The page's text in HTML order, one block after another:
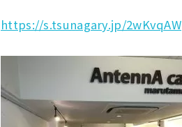
https://s.tsunagary.jp/2wKvqAW